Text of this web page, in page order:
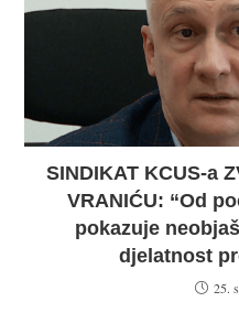
SINDIKAT KCUS-a
VRANIĆU: “Od
pokazuje
djelatnost
25.